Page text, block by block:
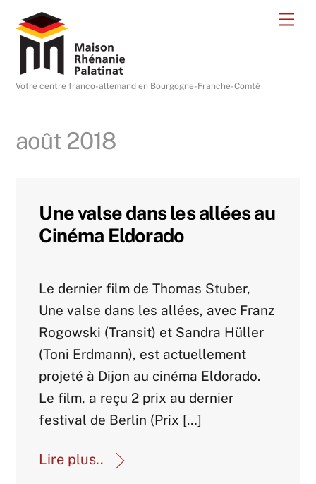
content
Votre centre franco-allemand en Bourgogne-Franche-Comté
août 2018
Une valse dans les allées au
Cinéma Eldorado
Le dernier film de Thomas Stuber,
Une valse dans les allées, avec Franz
Rogowski (Transit) et Sandra Hüller
(Toni Erdmann), est actuellement
projeté à Dijon au cinéma Eldorado.
Le film, a reçu 2 prix au dernier
festival de Berlin (Prix […]
Lire plus..